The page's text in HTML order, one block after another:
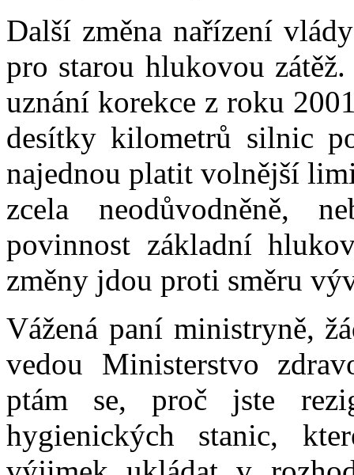
Další změna nařízení
pro starou hlukovou
uznání korekce z roku
desítky kilometrů silnic
najednou platit volnější
zcela neodůvodněně,
povinnost základní
změny jdou proti směru
Vážená paní ministryně,
vedou Ministerstvo
ptám se, proč jste
hygienických stanic,